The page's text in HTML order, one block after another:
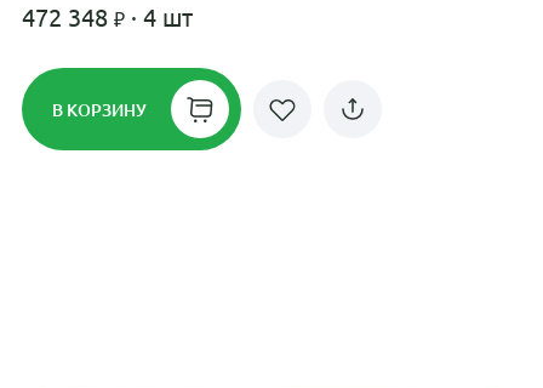
472 348 · 4 шт
В КОРЗИНУ